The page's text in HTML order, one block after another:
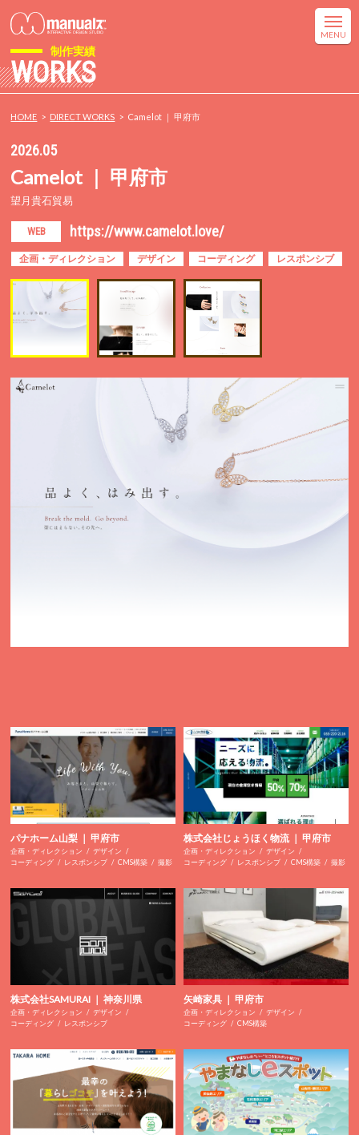
制作実績
WORKS
HOME DIRECT WORKS Camelot ｜ 甲府市
2026.05
Camelot ｜ 甲府市
望月貴石貿易
WEB https://www.camelot.love/
企画・ディレクション デザイン コーディング レスポンシブ
パナホーム山梨 ｜ 甲府市
企画・ディレクション
デザイン
コーディング
レスポンシブ CMS構築 撮影
株式会社じょうほく物流 ｜ 甲府市
企画・ディレクション
デザイン
コーディング
レスポンシブ CMS構築 撮影
株式会社SAMURAI ｜ 神奈川県
企画・ディレクション
デザイン
コーディング
レスポンシブ
矢崎家具 ｜ 甲府市
企画・ディレクション
デザイン
コーディング
CMS構築